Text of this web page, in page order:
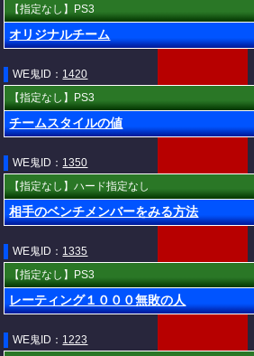
【指定なし】PS3
オリジナルチーム
WE鬼ID： 1420
【指定なし】PS3
チームスタイルの値
WE鬼ID： 1350
【指定なし】ハード指定なし
相手のベンチメンバーをみる方法
WE鬼ID： 1335
【指定なし】PS3
レーティング１０００無敗の人
WE鬼ID： 1223